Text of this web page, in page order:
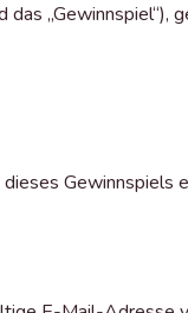
„Gewinnspiel“),
Gewinnspiels